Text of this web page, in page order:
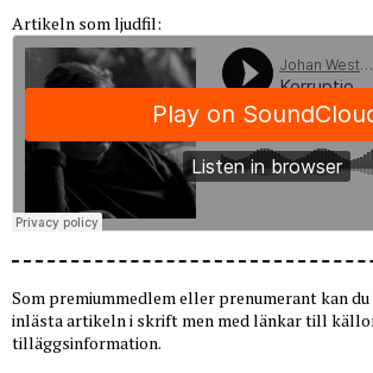
Artikeln som ljudfil:
Som premiummedlem eller prenumerant kan du
inlästa artikeln i skrift men med länkar till
tilläggsinformation.